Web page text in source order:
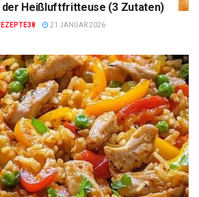
der Heißluftfritteuse (3 Zutaten)
21 JANUAR 2026